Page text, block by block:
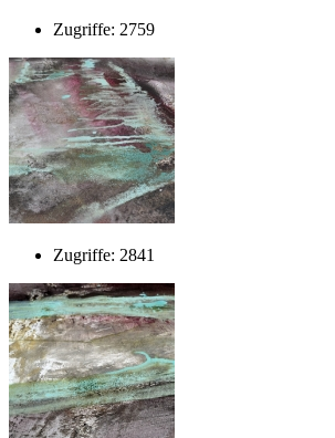
Zugriffe: 2759
Zugriffe: 2841